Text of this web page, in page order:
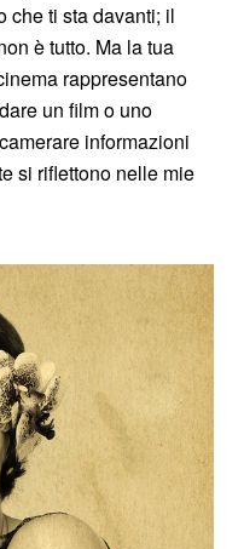
che ti sta davanti; il
è tutto. Ma la tua
rappresentano
un film o uno
informazioni
si riflettono nelle mie